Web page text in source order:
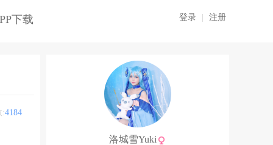
下载 登录 注册
:4184
洛城雪Yuki